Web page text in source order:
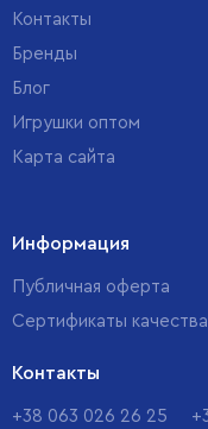
Контакты
Бренды
Блог
Игрушки оптом
Карта сайта
Информация
Публичная оферта
Сертификаты качества
Контакты
+38 063 026 26 25